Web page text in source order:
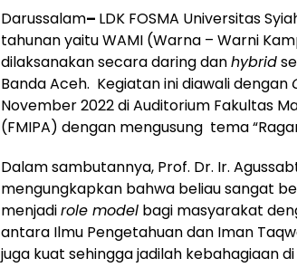
Darussalam– LDK FOSMA Universitas
tahunan yaitu WAMI (Warna – Warni
dilaksanakan secara daring danhybrid
Banda Aceh. Kegiatan ini diawali dengan
November 2022 di Auditorium Fakultas
(FMIPA) dengan mengusung tema
Dalam sambutannya, Prof. Dr. Ir.
mengungkapkan bahwa beliau sangat
menjadirole model bagi masyarakat
antara Ilmu Pengetahuan dan Iman
juga kuat sehingga jadilah kebahagiaan